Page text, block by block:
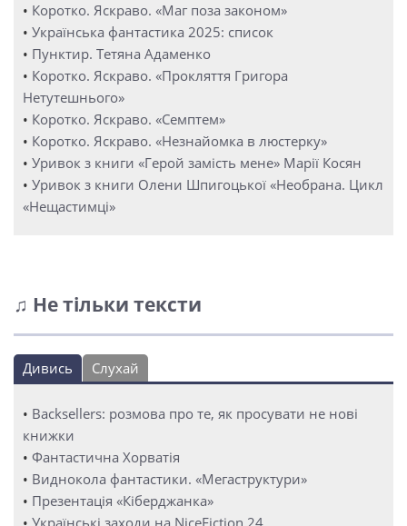
• Коротко. Яскраво. «Маг поза законом»
• Українська фантастика 2025: список
• Пунктир. Тетяна Адаменко
• Коротко. Яскраво. «Прокляття Григора
Нетутешнього»
• Коротко. Яскраво. «Семптем»
• Коротко. Яскраво. «Незнайомка в люстерку»
• Уривок з книги «Герой замість мене» Марії Косян
• Уривок з книги Олени Шпигоцької «Необрана. Цикл
«Нещастимці»
♫ Не тільки тексти
Дивись Слухай
• Backsellers: розмова про те, як просувати не нові
книжки
• Фантастична Хорватія
• Виднокола фантастики. «Мегаструктури»
• Презентація «Кіберджанка»